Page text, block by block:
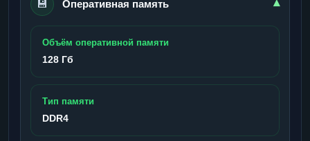
💾 Оперативная память ▾
Объём оперативной памяти
128 Гб
Тип памяти
DDR4